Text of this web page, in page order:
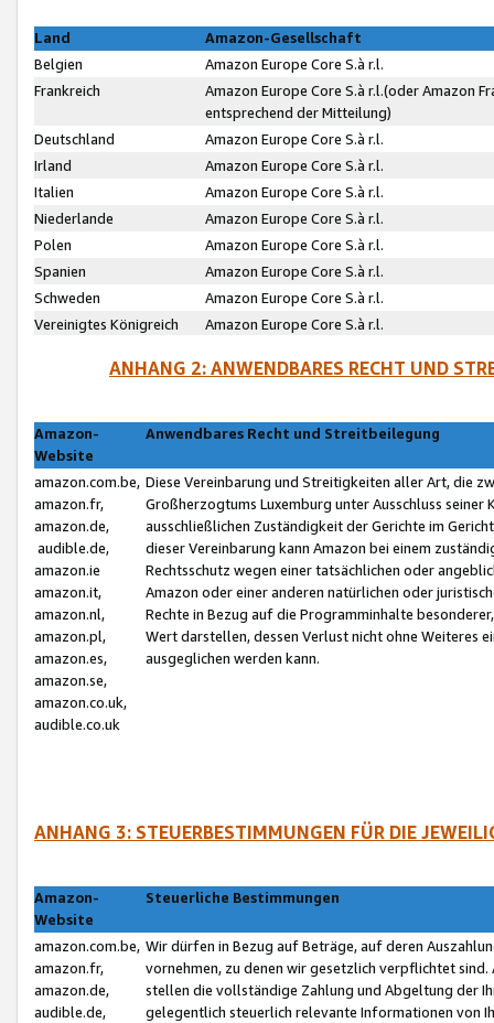
Land
Amazon-Gesellschaft
Belgien
Amazon Europe Core S.à r.l.
Frankreich
Amazon Europe Core S.à r.l.(oder Amazon
entsprechend der Mitteilung)
Deutschland
Amazon Europe Core S.à r.l.
Irland
Amazon Europe Core S.à r.l.
Italien
Amazon Europe Core S.à r.l.
Niederlande
Amazon Europe Core S.à r.l.
Polen
Amazon Europe Core S.à r.l.
Spanien
Amazon Europe Core S.à r.l.
Schweden
Amazon Europe Core S.à r.l.
Vereinigtes Königreich
Amazon Europe Core S.à r.l.
ANHANG 2: ANWENDBARES RECHT UND
Amazon-
Website
Anwendbares Recht und Streitbeilegung
amazon.com.be,
amazon.fr,
amazon.de,
audible.de,
amazon.ie
amazon.it,
amazon.nl,
amazon.pl,
amazon.es,
amazon.se,
amazon.co.uk,
audible.co.uk
Diese Vereinbarung und Streitigkeiten aller Art, die
Großherzogtums Luxemburg unter Ausschluss
ausschließlichen Zuständigkeit der Gerichte im
dieser Vereinbarung kann Amazon bei einem
Rechtsschutz wegen einer tatsächlichen oder
Amazon oder einer anderen natürlichen oder
Rechte in Bezug auf die Programminhalte
Wert darstellen, dessen Verlust nicht ohne Weiteres
ausgeglichen werden kann.
ANHANG 3: STEUERBESTIMMUNGEN FÜR DIE
Amazon-
Website
Steuerliche Bestimmungen
amazon.com.be,
amazon.fr,
amazon.de,
audible.de,
Wir dürfen in Bezug auf Beträge, auf deren
vornehmen, zu denen wir gesetzlich verpflichtet
stellen die vollständige Zahlung und Abgeltung der
gelegentlich steuerlich relevante Informationen von